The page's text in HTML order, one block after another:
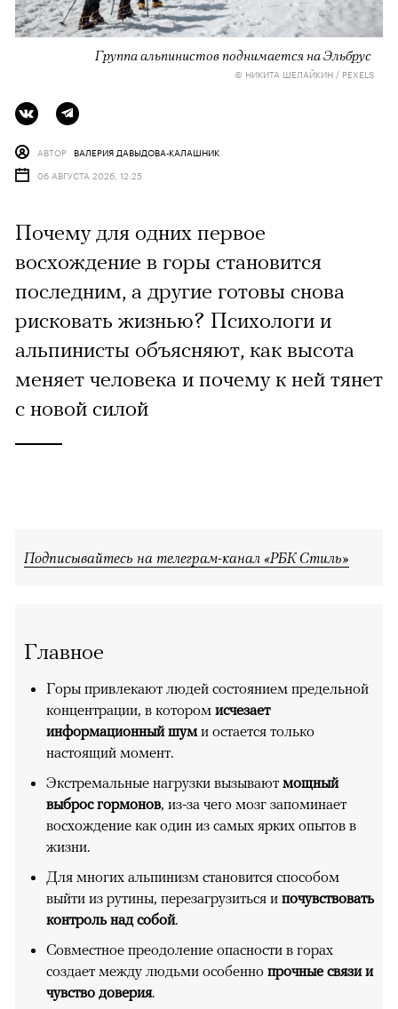
Группа альпинистов поднимается на Эльбрус
© НИКИТА ШЕЛАЙКИН / PEXELS
АВТОР ВАЛЕРИЯ ДАВЫДОВА-КАЛАШНИК
06 АВГУСТА 2026, 12:25
Почему для одних первое
восхождение в горы становится
последним, а другие готовы снова
рисковать жизнью? Психологи и
альпинисты объясняют, как высота
меняет человека и почему к ней тянет
с новой силой
Подписывайтесь на телеграм-канал «РБК Стиль»
Главное
Горы привлекают людей состоянием предельной
концентрации, в котором исчезает
информационный шум и остается только
настоящий момент.
Экстремальные нагрузки вызывают мощный
выброс гормонов, из-за чего мозг запоминает
восхождение как один из самых ярких опытов в
жизни.
Для многих альпинизм становится способом
выйти из рутины, перезагрузиться и почувствовать
контроль над собой.
Совместное преодоление опасности в горах
создает между людьми особенно прочные связи и
чувство доверия.